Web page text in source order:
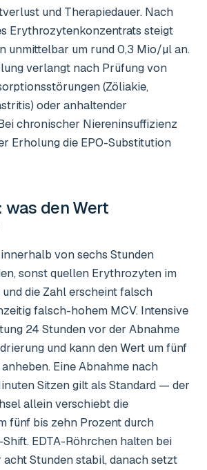
und Therapiedauer. Nach
Erythrozytenkonzentrats steigt
unmittelbar um rund 0,3 Mio/µl an.
verlangt nach Prüfung von
(Zöliakie,
oder anhaltender
chronischer Niereninsuffizienz
Erholung die EPO-Substitution
was den Wert
von sechs Stunden
sonst quellen Erythrozyten im
die Zahl erscheint falsch
falsch-hohem MCV. Intensive
24 Stunden vor der Abnahme
und kann den Wert um fünf
Eine Abnahme nach
Sitzen gilt als Standard — der
allein verschiebt die
fünf bis zehn Prozent durch
EDTA-Röhrchen halten bei
acht Stunden stabil, danach setzt